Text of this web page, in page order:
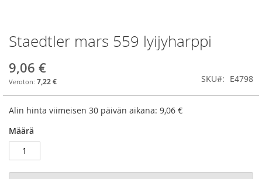
Skip
to
the
beginning
of
the
images
Staedtler mars 559 lyijyharppi
9,06 €
7,22 € SKU E4798
Alin hinta viimeisen 30 päivän aikana: 9,06 €
Määrä